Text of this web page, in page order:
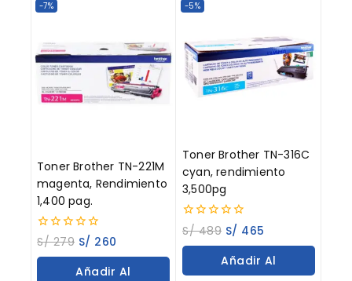
-7%
Toner Brother TN-221M
magenta, Rendimiento
1,400 pag.
0
out
of
S/279 S/ 260
Añadir Al
-5%
Toner Brother TN-316C
cyan, rendimiento
3,500pg
0
out
of
S/489 S/ 465
Añadir Al